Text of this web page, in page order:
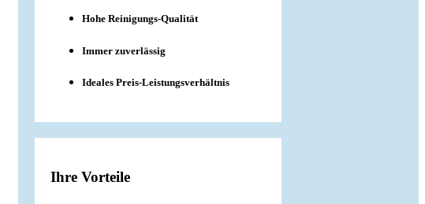
Hohe Reinigungs-Qualität
Immer zuverlässig
Ideales Preis-Leistungsverhältnis
Ihre Vorteile